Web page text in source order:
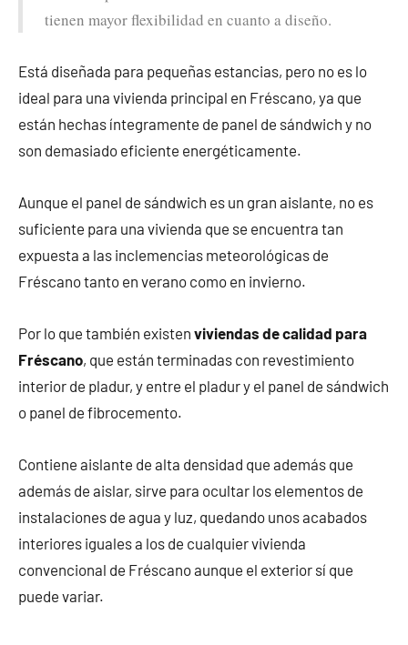
tienen mayor flexibilidad en cuanto a diseño.
Está diseñada para pequeñas estancias, pero no es lo
ideal para una vivienda principal en Fréscano, ya que
están hechas íntegramente de panel de sándwich y no
son demasiado eficiente energéticamente.
Aunque el panel de sándwich es un gran aislante, no es
suficiente para una vivienda que se encuentra tan
expuesta a las inclemencias meteorológicas de
Fréscano tanto en verano como en invierno.
Por lo que también existen viviendas de calidad para
Fréscano, que están terminadas con revestimiento
interior de pladur, y entre el pladur y el panel de sándwich
o panel de fibrocemento.
Contiene aislante de alta densidad que además que
además de aislar, sirve para ocultar los elementos de
instalaciones de agua y luz, quedando unos acabados
interiores iguales a los de cualquier vivienda
convencional de Fréscano aunque el exterior sí que
puede variar.